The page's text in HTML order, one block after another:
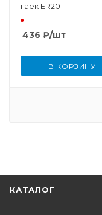
гаек ER20
436 ₽/шт
В КОРЗИНУ
КАТАЛОГ